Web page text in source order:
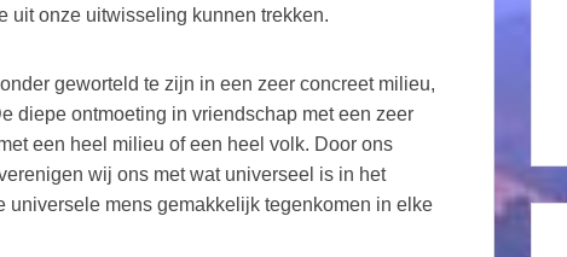
uit onze uitwisseling kunnen trekken.
geworteld te zijn in een zeer concreet milieu,
diepe ontmoeting in vriendschap met een zeer
een heel milieu of een heel volk. Door ons
wij ons met wat universeel is in het
universele mens gemakkelijk tegenkomen in elke